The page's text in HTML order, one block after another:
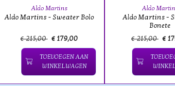
Aldo Martins
Aldo Martins - Sweater Bolo
€ 215,00 € 179,00
TOEVOEGEN AAN
WINKELWAGEN
Aldo
Aldo Martins -
Bonete
€ 215,00 €